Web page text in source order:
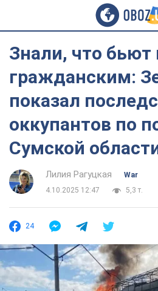
Знали, что бьют
гражданским:
показал
оккупантов по
Сумской
Лилия Рагуцкая
War
4.10.2025 12:47
5,3 т.
24